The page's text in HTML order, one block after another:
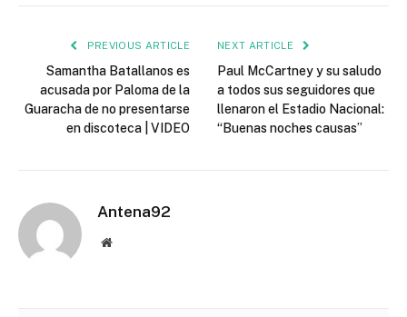
PREVIOUS ARTICLE
Samantha Batallanos es
acusada por Paloma de la
Guaracha de no presentarse
en discoteca | VIDEO
NEXT ARTICLE
Paul McCartney y su saludo
a todos sus seguidores que
llenaron el Estadio Nacional:
“Buenas noches causas”
Antena92
Website